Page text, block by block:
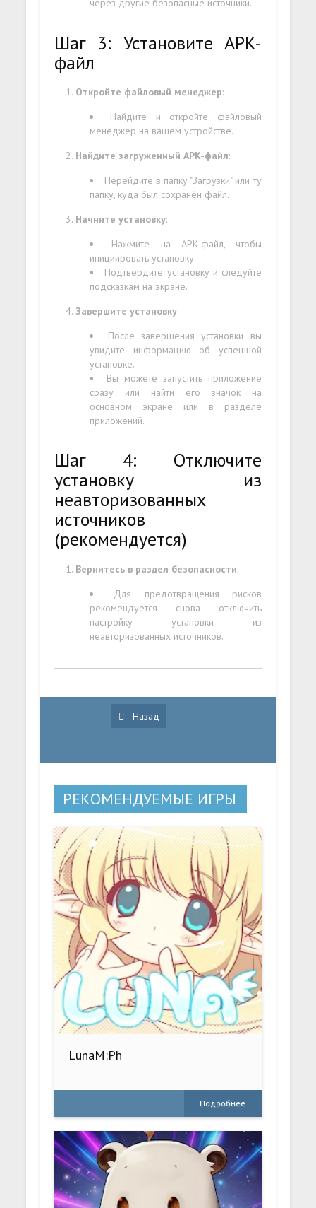
через другие безопасные источники.
Шаг 3: Установите APK-
файл
Откройте файловый менеджер:
Найдите и откройте файловый
менеджер на вашем устройстве.
Найдите загруженный APK-файл:
Перейдите в папку "Загрузки" или ту
папку, куда был сохранён файл.
Начните установку:
Нажмите на APK-файл, чтобы
инициировать установку.
Подтвердите установку и следуйте
подсказкам на экране.
Завершите установку:
После завершения установки вы
увидите информацию об успешной
установке.
Вы можете запустить приложение
сразу или найти его значок на
основном экране или в разделе
приложений.
Шаг 4: Отключите
установку из
неавторизованных
источников
(рекомендуется)
Вернитесь в раздел безопасности:
Для предотвращения рисков
рекомендуется снова отключить
настройку установки из
неавторизованных источников.
Назад
РЕКОМЕНДУЕМЫЕ ИГРЫ
LunaM:Ph
Подробнее